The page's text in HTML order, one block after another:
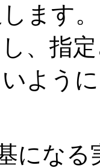
ます
し、指
よう
になる